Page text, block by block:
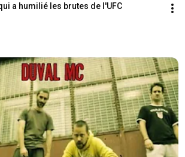
a humilié les brutes de l'UFC